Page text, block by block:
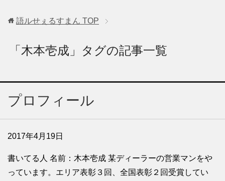
語ルせぇるすまん TOP
「木本壱成」タグの記事一覧
プロフィール
2017年4月19日
書いてる人 名前：木本壱成 某ディーラーの営業マンをや
っています。エリア表彰３回、全国表彰２回受賞してい